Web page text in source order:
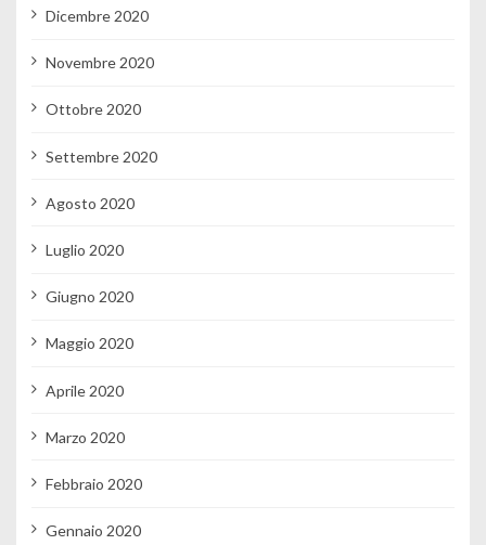
Dicembre 2020
Novembre 2020
Ottobre 2020
Settembre 2020
Agosto 2020
Luglio 2020
Giugno 2020
Maggio 2020
Aprile 2020
Marzo 2020
Febbraio 2020
Gennaio 2020